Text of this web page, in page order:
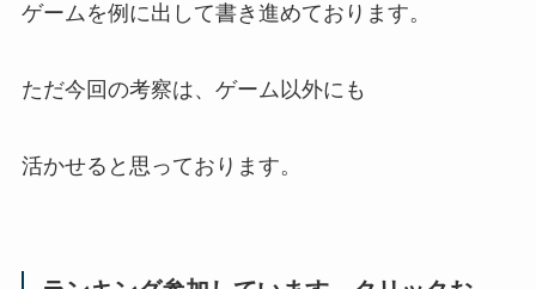
ゲームを例に出して書き進めております。
ただ今回の考察は、ゲーム以外にも
活かせると思っております。